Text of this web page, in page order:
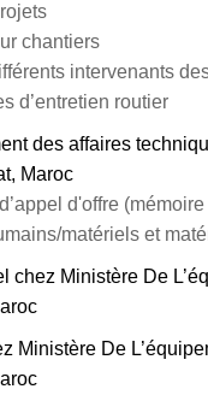
chantiers
intervenants
d’entretien routier
des affaires
Maroc
d'offre
matériels et
chez Ministère De
Ministère De